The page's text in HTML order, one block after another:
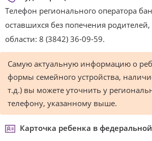
Телефон регионального оператора
оставшихся без попечения
области: 8 (3842) 36-09-59.
Самую актуальную информацию о
формы семейного устройства,
т.д.) вы можете уточнить у
телефону, указанному выше.
Карточка ребенка в